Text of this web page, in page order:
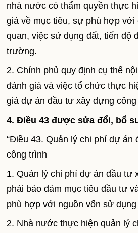
nhà nước có thẩm quyền thực
giá về mục tiêu, sự phù hợp với
quan, việc sử dụng đất, tiến độ
trường.
2. Chính phủ quy định cụ thể
đánh giá và việc tổ chức thực
giá dự án đầu tư xây dựng công
4. Điều 43 được sửa đổi, bổ
“Điều 43. Quản lý chi phí dự án
công trình
1. Quản lý chi phí dự án đầu tư
phải bảo đảm mục tiêu đầu tư
phù hợp với nguồn vốn sử
2. Nhà nước thực hiện quản lý